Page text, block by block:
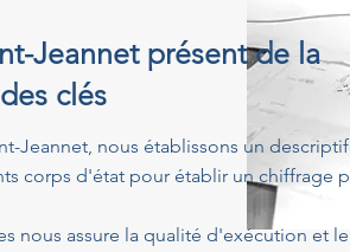
Jeannet présent de la
clés
Jeannet, nous établissons un
corps d'état pour établir un chiffrage
nous assure la qualité d'exécution et